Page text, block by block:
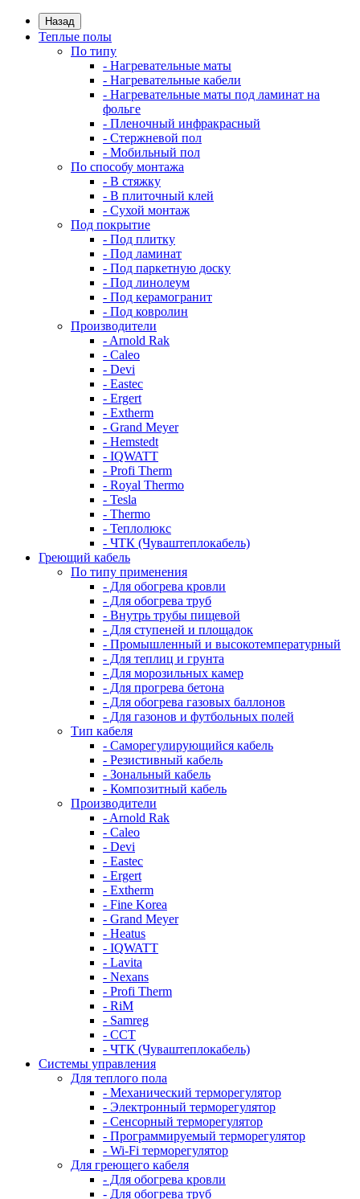
Назад
Теплые полы
По типу
- Нагревательные маты
- Нагревательные кабели
- Нагревательные маты под ламинат на
фольге
- Пленочный инфракрасный
- Стержневой пол
- Мобильный пол
По способу монтажа
- В стяжку
- В плиточный клей
- Сухой монтаж
Под покрытие
- Под плитку
- Под ламинат
- Под паркетную доску
- Под линолеум
- Под керамогранит
- Под ковролин
Производители
- Arnold Rak
- Caleo
- Devi
- Eastec
- Ergert
- Extherm
- Grand Meyer
- Hemstedt
- IQWATT
- Profi Therm
- Royal Thermo
- Tesla
- Thermo
- Теплолюкс
- ЧТК (Чуваштеплокабель)
Греющий кабель
По типу применения
- Для обогрева кровли
- Для обогрева труб
- Внутрь трубы пищевой
- Для ступеней и площадок
- Промышленный и высокотемпературный
- Для теплиц и грунта
- Для морозильных камер
- Для прогрева бетона
- Для обогрева газовых баллонов
- Для газонов и футбольных полей
Тип кабеля
- Саморегулирующийся кабель
- Резистивный кабель
- Зональный кабель
- Композитный кабель
Производители
- Arnold Rak
- Caleo
- Devi
- Eastec
- Ergert
- Extherm
- Fine Korea
- Grand Meyer
- Heatus
- IQWATT
- Lavita
- Nexans
- Profi Therm
- RiM
- Samreg
- ССТ
- ЧТК (Чуваштеплокабель)
Системы управления
Для теплого пола
- Механический терморегулятор
- Электронный терморегулятор
- Сенсорный терморегулятор
- Программируемый терморегулятор
- Wi-Fi терморегулятор
Для греющего кабеля
- Для обогрева кровли
- Для обогрева труб